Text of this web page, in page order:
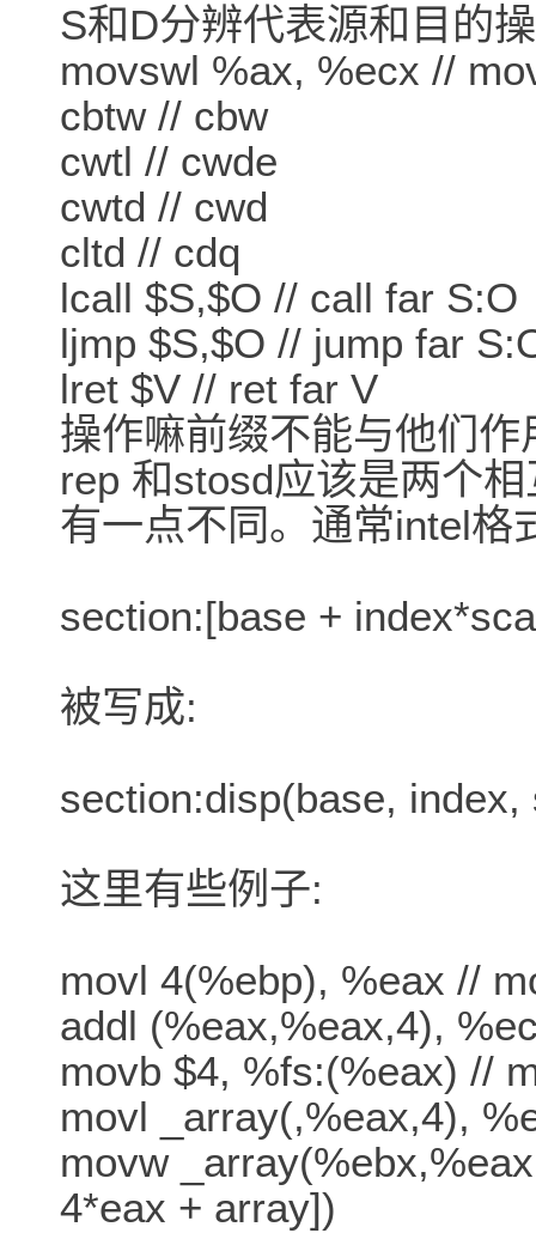
S和D分辨代表源和目的
movswl %ax, %ecx //
cbtw // cbw
cwtl // cwde
cwtd // cwd
cltd // cdq
lcall $S,$O // call far S:O
ljmp $S,$O // jump far
lret $V // ret far V
操作嘛前缀不能与他们
rep 和stosd应该是两个
有一点不同。通常intel格
section:[base +
被写成:
section:disp(base, index,
这里有些例子:
movl 4(%ebp), %eax //
addl (%eax,%eax,4),
movb $4, %fs:(%eax) //
movl _array(,%eax,4),
movw
4*eax + array])